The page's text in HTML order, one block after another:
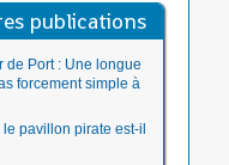
publications
de Port : Une longue
forcement simple à
le pavillon pirate est-il